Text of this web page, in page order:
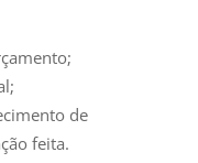
de
feita.